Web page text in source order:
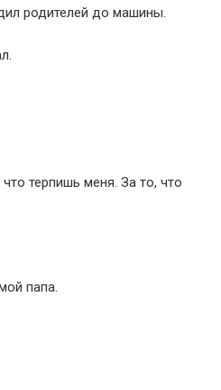
родителей до машины.
терпишь меня. За то, что
папа.